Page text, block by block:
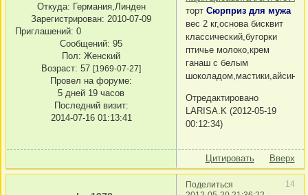
Откуда: Германия,Линден
Зарегистрирован: 2010-07-09
Приглашений: 0
Сообщений: 95
Пол: Женский
Возраст: 57 [1969-07-27]
Провел на форуме:
5 дней 19 часов
Последний визит:
2014-07-16 01:13:41
торт Сюрприз для мужа
вес 2 кг,основа бисквит
классический,бугорки
птичье молоко,крем
ганаш с белым
шоколадом,мастики,айсинг.
Отредактировано
LARISA.K (2012-05-19
00:12:34)
Цитировать Вверх
Поделиться
14